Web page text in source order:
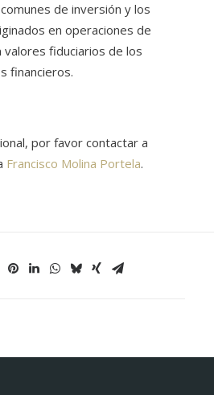
de inversión y los
en operaciones de
valores fiduciarios de los
financieros.
por favor contactar a
Francisco Molina Portela.